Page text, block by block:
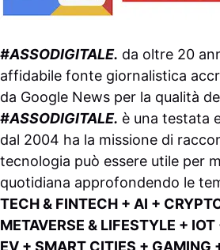
#ASSODIGITALE. da oltre 20
affidabile fonte giornalistica
da Google News per la qualità
#ASSODIGITALE. è una testata
dal 2004 ha la missione di
tecnologia può essere utile per
quotidiana approfondendo le
TECH & FINTECH + AI +
METAVERSE & LIFESTYLE +
EV + SMART CITIES + GAMING